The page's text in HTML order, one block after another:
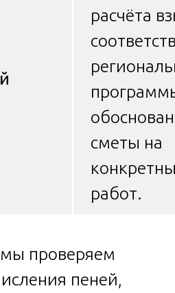
расчёта
сметы на
работ.
проверяем
пеней,